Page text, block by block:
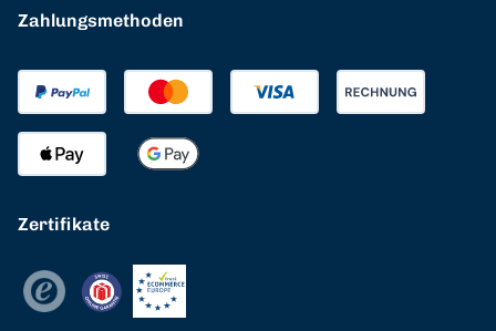
Zahlungsmethoden
Zertifikate